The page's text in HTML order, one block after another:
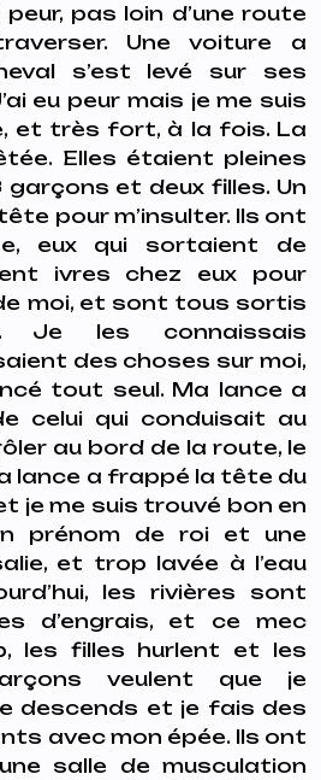
pas loin d’une route
Une voiture a
s’est levé sur ses
eu peur mais je me suis
et très fort, à la fois. La
Elles étaient pleines
garçons et deux filles. Un
pour m’insulter. Ils ont
eux qui sortaient de
ivres chez eux pour
moi, et sont tous sortis
Je les connaissais
des choses sur moi,
tout seul. Ma lance a
celui qui conduisait au
au bord de la route, le
lance a frappé la tête du
je me suis trouvé bon en
prénom de roi et une
et trop lavée à l’eau
les rivières sont
d’engrais, et ce mec
les filles hurlent et les
veulent que je
descends et je fais des
avec mon épée. Ils ont
salle de musculation